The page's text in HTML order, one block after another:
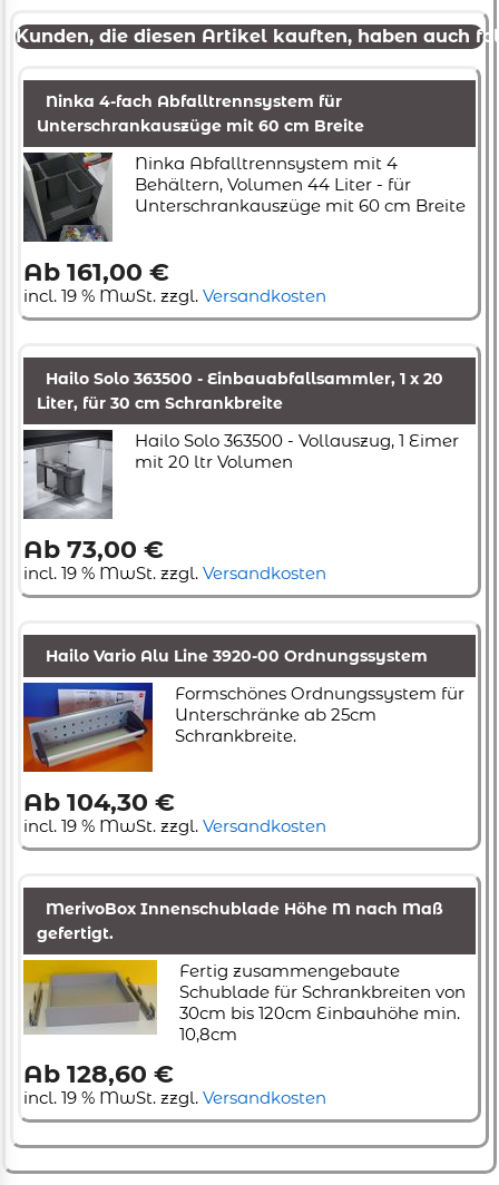
Kunden, die diesen Artikel kauften, haben auch
Ninka 4-fach Abfalltrennsystem für
Unterschrankauszüge mit 60 cm Breite
Ninka Abfalltrennsystem mit 4
Behältern, Volumen 44 Liter - für
Unterschrankauszüge mit 60 cm Breite
Ab 161,00 €
incl. 19 % MwSt. zzgl. Versandkosten
Hailo Solo 363500 - Einbauabfallsammler, 1 x 20
Liter, für 30 cm Schrankbreite
Hailo Solo 363500 - Vollauszug, 1 Eimer
mit 20 ltr Volumen
Ab 73,00 €
incl. 19 % MwSt. zzgl. Versandkosten
Hailo Vario Alu Line 3920-00 Ordnungssystem
Formschönes Ordnungssystem für
Unterschränke ab 25cm
Schrankbreite.
Ab 104,30 €
incl. 19 % MwSt. zzgl. Versandkosten
MerivoBox Innenschublade Höhe M nach Maß
gefertigt.
Fertig zusammengebaute
Schublade für Schrankbreiten von
30cm bis 120cm Einbauhöhe min.
10,8cm
Ab 128,60 €
incl. 19 % MwSt. zzgl. Versandkosten